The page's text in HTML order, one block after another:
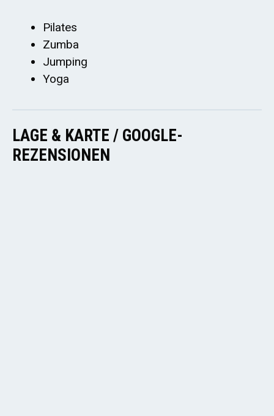
Pilates
Zumba
Jumping
Yoga
LAGE & KARTE / GOOGLE-
REZENSIONEN